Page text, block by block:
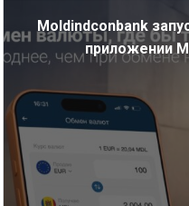
Moldindconbank
приложении